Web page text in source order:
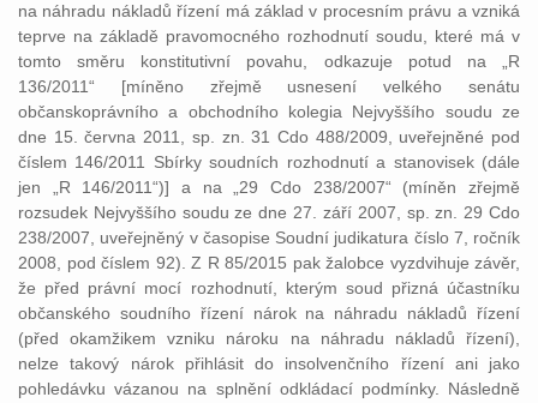
na náhradu nákladů řízení má základ v procesním právu a vzniká
teprve na základě pravomocného rozhodnutí soudu, které má v
tomto směru konstitutivní povahu, odkazuje potud na „R
136/2011“ [míněno zřejmě usnesení velkého senátu
občanskoprávního a obchodního kolegia Nejvyššího soudu ze
dne 15. června 2011, sp. zn. 31 Cdo 488/2009, uveřejněné pod
číslem 146/2011 Sbírky soudních rozhodnutí a stanovisek (dále
jen „R 146/2011“)] a na „29 Cdo 238/2007“ (míněn zřejmě
rozsudek Nejvyššího soudu ze dne 27. září 2007, sp. zn. 29 Cdo
238/2007, uveřejněný v časopise Soudní judikatura číslo 7, ročník
2008, pod číslem 92). Z R 85/2015 pak žalobce vyzdvihuje závěr,
že před právní mocí rozhodnutí, kterým soud přizná účastníku
občanského soudního řízení nárok na náhradu nákladů řízení
(před okamžikem vzniku nároku na náhradu nákladů řízení),
nelze takový nárok přihlásit do insolvenčního řízení ani jako
pohledávku vázanou na splnění odkládací podmínky. Následně